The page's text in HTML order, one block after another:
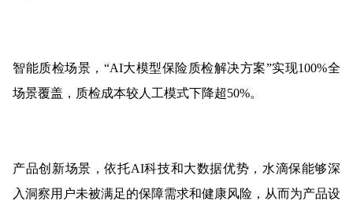
智能质检场景，“AI大模型保险质检解决方案”实现100%全
场景覆盖，质检成本较人工模式下降超50%。
产品创新场景，依托AI科技和大数据优势，水滴保能够深
入洞察用户未被满足的保障需求和健康风险，从而为产品设